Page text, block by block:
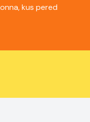
kus pered